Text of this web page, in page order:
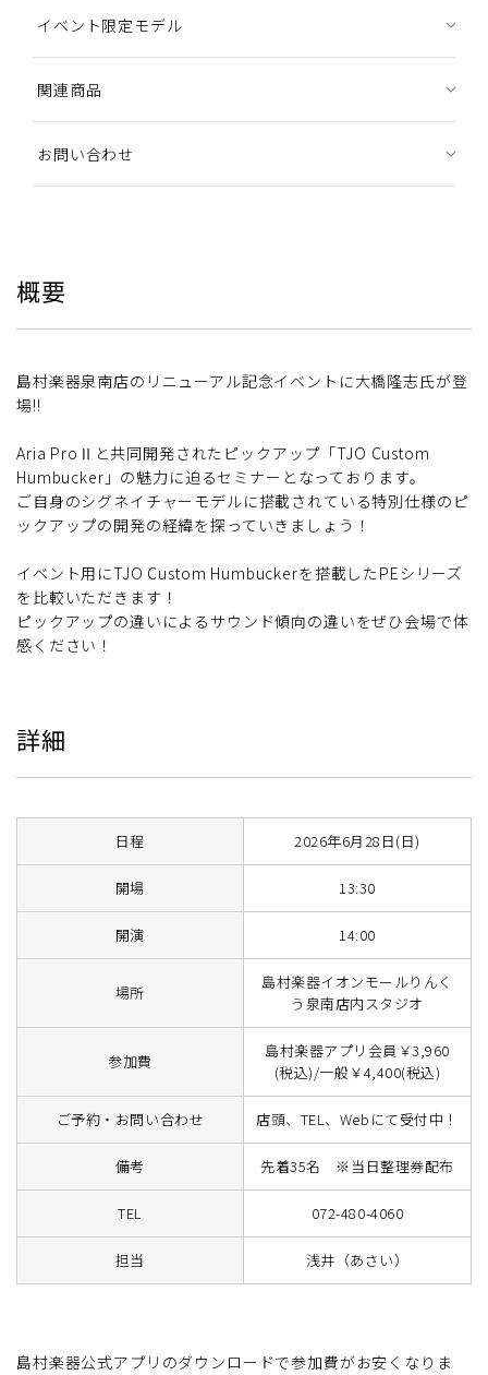
イベント限定モデル
関連商品
お問い合わせ
概要
島村楽器泉南店のリニューアル記念イベントに大橋隆志氏が登
場!!
Aria ProⅡと共同開発されたピックアップ「TJO Custom
Humbucker」の魅力に迫るセミナーとなっております。
ご自身のシグネイチャーモデルに搭載されている特別仕様のピ
ックアップの開発の経緯を探っていきましょう！
イベント用にTJO Custom Humbuckerを搭載したPEシリーズ
を比較いただきます！
ピックアップの違いによるサウンド傾向の違いをぜひ会場で体
感ください！
詳細
日程 2026年6月28日(日)
開場 13:30
開演 14:00
場所
島村楽器イオンモールりんく
う泉南店内スタジオ
参加費
島村楽器アプリ会員￥3,960
(税込)/一般￥4,400(税込)
ご予約・お問い合わせ 店頭、TEL、Webにて受付中！
備考 先着35名 ※当日整理券配布
TEL 072-480-4060
担当 浅井（あさい）
島村楽器公式アプリのダウンロードで参加費がお安くなりま